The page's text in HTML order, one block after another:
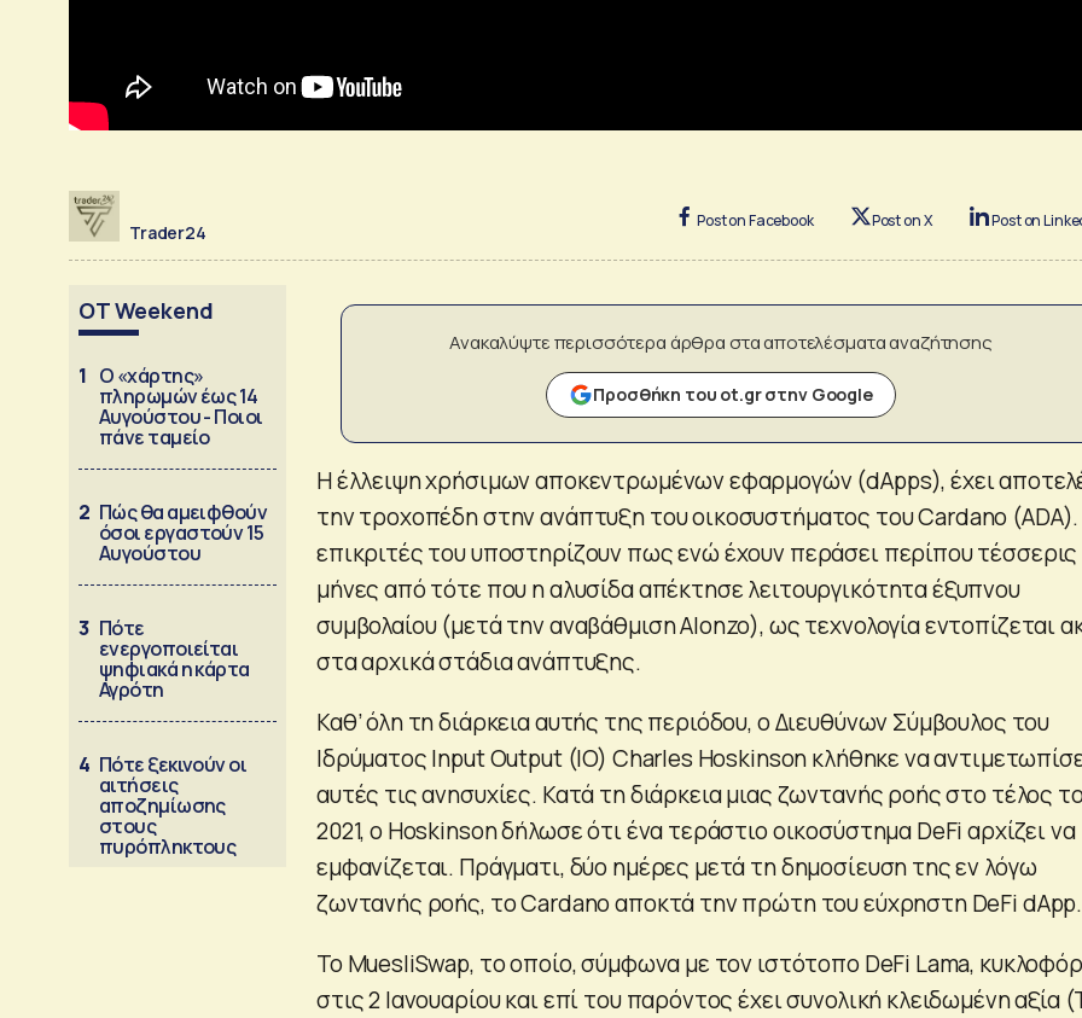
Trader24
Post on Facebook Post on X Post on
OT Weekend
1 Ο «χάρτης»
πληρωμών έως 14
Αυγούστου - Ποιοι
πάνε ταμείο
2 Πώς θα αμειφθούν
όσοι εργαστούν 15
Αυγούστου
3 Πότε
ενεργοποιείται
ψηφιακά η κάρτα
Αγρότη
4 Πότε ξεκινούν οι
αιτήσεις
αποζημίωσης
στους
πυρόπληκτους
Ανακαλύψτε περισσότερα άρθρα στα αποτελέσματα αναζήτησης
Προσθήκη του ot.gr στην Google
Η έλλειψη χρήσιμων αποκεντρωμένων εφαρμογών (dApps), έχει
την τροχοπέδη στην ανάπτυξη του οικοσυστήματος του Cardano
επικριτές του υποστηρίζουν πως ενώ έχουν περάσει περίπου τέσσερις
μήνες από τότε που η αλυσίδα απέκτησε λειτουργικότητα έξυπνου
συμβολαίου (μετά την αναβάθμιση Alonzo), ως τεχνολογία εντοπίζεται
στα αρχικά στάδια ανάπτυξης.
Καθ’ όλη τη διάρκεια αυτής της περιόδου, ο Διευθύνων Σύμβουλος του
Ιδρύματος Input Output (IO) Charles Hoskinson κλήθηκε να
αυτές τις ανησυχίες. Κατά τη διάρκεια μιας ζωντανής ροής στο τέλος
2021, ο Hoskinson δήλωσε ότι ένα τεράστιο οικοσύστημα DeFi αρχίζει να
εμφανίζεται. Πράγματι, δύο ημέρες μετά τη δημοσίευση της εν λόγω
ζωντανής ροής, το Cardano αποκτά την πρώτη του εύχρηστη DeFi dApp.
Το MuesliSwap, το οποίο, σύμφωνα με τον ιστότοπο DeFi Lama,
στις 2 Ιανουαρίου και επί του παρόντος έχει συνολική κλειδωμένη αξία